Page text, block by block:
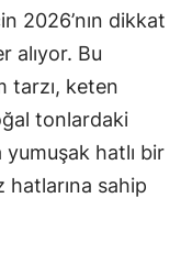
2026’nın dikkat
alıyor. Bu
tarzı, keten
tonlardaki
hatlı bir
sahip